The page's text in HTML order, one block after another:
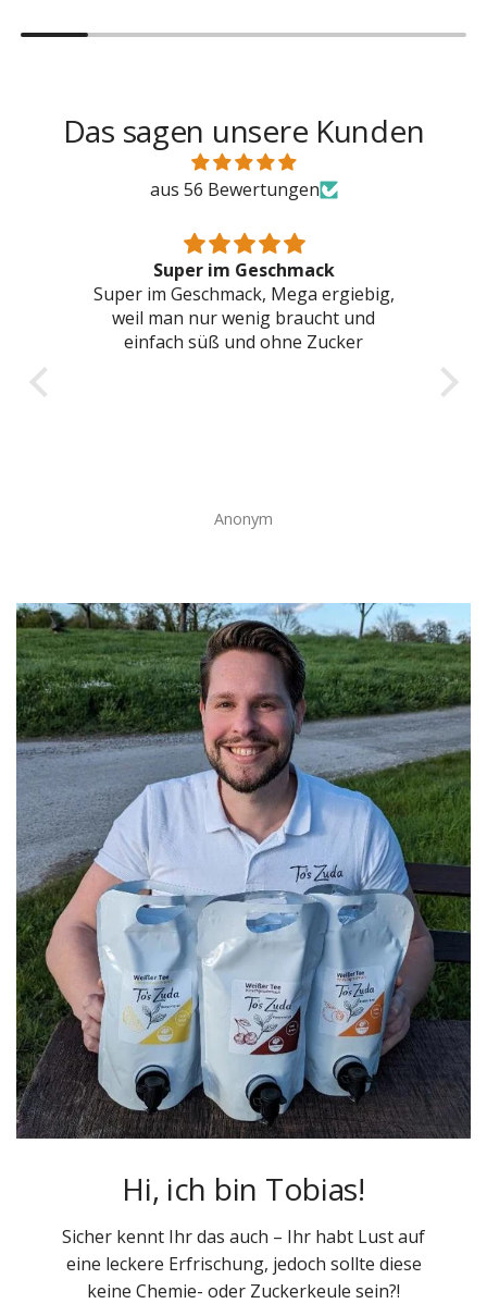
Das sagen unsere Kunden
aus 56 Bewertungen
Sehr lecker
Sehr lecker, ein tolles Produkt.
Kai Wünsch
Hi, ich bin Tobias!
Sicher kennt Ihr das auch – Ihr habt Lust auf
eine leckere Erfrischung, jedoch sollte diese
keine Chemie- oder Zuckerkeule sein?!